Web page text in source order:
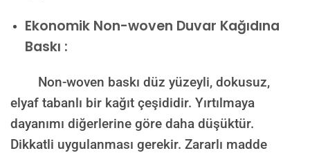
Ekonomik Non-woven Duvar Kağıdına
Baskı :
Non-woven baskı düz yüzeyli, dokusuz,
elyaf tabanlı bir kağıt çeşididir. Yırtılmaya
dayanımı diğerlerine göre daha düşüktür.
Dikkatli uygulanması gerekir. Zararlı madde